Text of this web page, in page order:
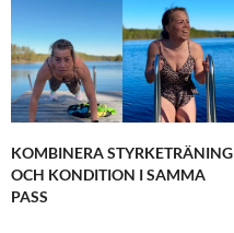
KOMBINERA STYRKETRÄNING
OCH KONDITION I SAMMA
PASS